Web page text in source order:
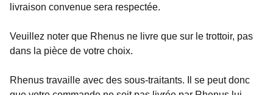
livraison convenue sera respectée.
Veuillez noter que Rhenus ne livre que sur le trottoir, pas
dans la pièce de votre choix.
Rhenus travaille avec des sous-traitants. Il se peut donc